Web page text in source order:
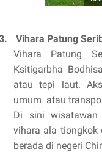
Vihara Patung
Vihara Patung
Ksitigarbha
atau tepi laut.
umum atau
Di sini wisatawan
vihara ala tiongkok
berada di negeri